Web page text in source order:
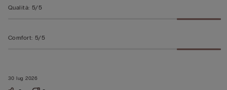
30 lug 2026
Qualità: 5/5
Comfort: 5/5